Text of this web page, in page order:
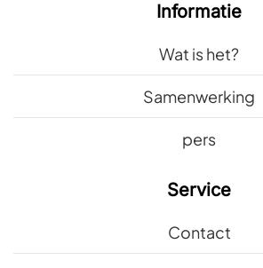
Informatie
Wat is het?
Samenwerking
pers
Service
Contact